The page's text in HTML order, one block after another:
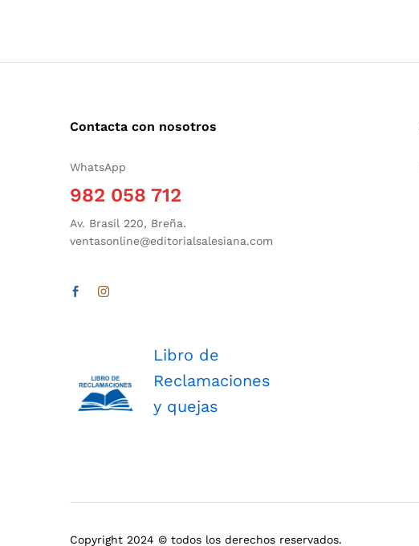
Contacta con nosotros
WhatsApp
982 058 712
Av. Brasil 220, Breña.
ventasonline@editorialsalesiana.com
Libro de
Reclamaciones
y quejas
Copyright 2024 © todos los derechos reservados.